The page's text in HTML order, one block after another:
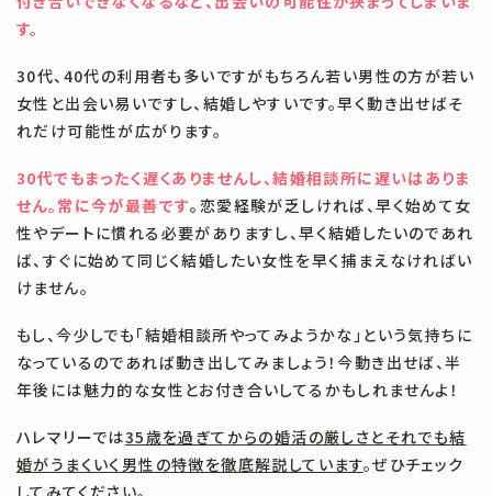
す。
30代、40代の利用者も多いですがもちろん若い男性の方が若い
女性と出会い易いですし、結婚しやすいです。早く動き出せばそ
れだけ可能性が広がります。
30代でもまったく遅くありませんし、結婚相談所に遅いはありま
せん。常に今が最善です。恋愛経験が乏しければ、早く始めて女
性やデートに慣れる必要がありますし、早く結婚したいのであれ
ば、すぐに始めて同じく結婚したい女性を早く捕まえなければい
けません。
もし、今少しでも「結婚相談所やってみようかな」という気持ちに
なっているのであれば動き出してみましょう！今動き出せば、半
年後には魅力的な女性とお付き合いしてるかもしれませんよ！
ハレマリーでは35歳を過ぎてからの婚活の厳しさとそれでも結
婚がうまくいく男性の特徴を徹底解説しています。ぜひチェック